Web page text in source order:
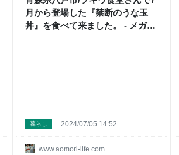
月から登場した『禁断のうな玉
丼』を食べて来ました。 - メガネ
www.aomori-life.com
暮らし 2024/07/05 14:52